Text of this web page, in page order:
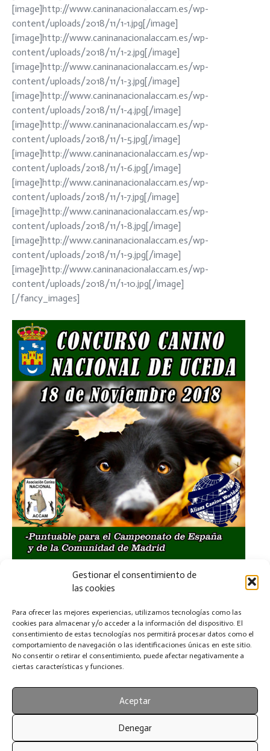
Gestionar el consentimiento de
las cookies
Para ofrecer las mejores experiencias, utilizamos tecnologías como las
cookies para almacenar y/o acceder a la información del dispositivo. El
consentimiento de estas tecnologías nos permitirá procesar datos como el
comportamiento de navegación o las identificaciones únicas en este sitio.
No consentir o retirar el consentimiento, puede afectar negativamente a
ciertas características y funciones.
Aceptar
Denegar
[image]http://www.caninanacionalaccam.es/wp-
content/uploads/2018/11/1-1.jpg[/image]
[image]http://www.caninanacionalaccam.es/wp-
content/uploads/2018/11/1-2.jpg[/image]
[image]http://www.caninanacionalaccam.es/wp-
content/uploads/2018/11/1-3.jpg[/image]
[image]http://www.caninanacionalaccam.es/wp-
content/uploads/2018/11/1-4.jpg[/image]
[image]http://www.caninanacionalaccam.es/wp-
content/uploads/2018/11/1-5.jpg[/image]
[image]http://www.caninanacionalaccam.es/wp-
content/uploads/2018/11/1-6.jpg[/image]
[image]http://www.caninanacionalaccam.es/wp-
content/uploads/2018/11/1-7.jpg[/image]
[image]http://www.caninanacionalaccam.es/wp-
content/uploads/2018/11/1-8.jpg[/image]
[image]http://www.caninanacionalaccam.es/wp-
content/uploads/2018/11/1-9.jpg[/image]
[image]http://www.caninanacionalaccam.es/wp-
content/uploads/2018/11/1-10.jpg[/image]
[/fancy_images]